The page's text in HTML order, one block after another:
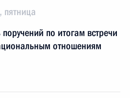
по итогам встречи
отношениям